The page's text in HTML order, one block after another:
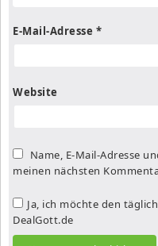
E-Mail-Adresse *
Website
Name, E-Mail-Adresse
meinen nächsten
Ja, ich möchte den
DealGott.de